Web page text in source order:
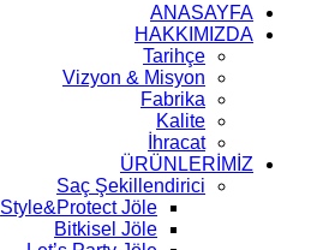
ANASAYFA
HAKKIMIZDA
Tarihçe
Vizyon & Misyon
Fabrika
Kalite
İhracat
ÜRÜNLERİMİZ
Saç Şekillendirici
Style&Protect Jöle
Bitkisel Jöle